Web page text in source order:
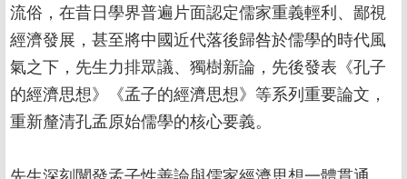
流俗，在昔日學界普遍片面認定儒家重義輕利、鄙視
經濟發展，甚至將中國近代落後歸咎於儒學的時代風
氣之下，先生力排眾議、獨樹新論，先後發表《孔子
的經濟思想》《孟子的經濟思想》等系列重要論文，
重新釐清孔孟原始儒學的核心要義。